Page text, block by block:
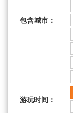
包含城市：
游玩时间：